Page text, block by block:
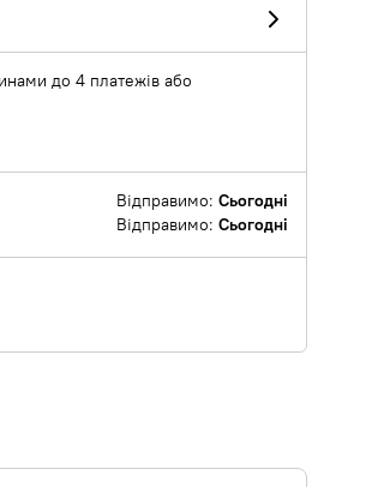
до 4 платежів або
Відправимо: Сьогодні
Відправимо: Сьогодні